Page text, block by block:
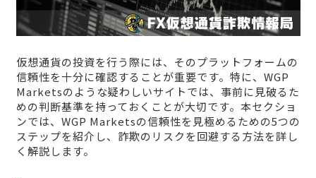
仮想通貨の投資を行う際には、そのプラットフォームの
信頼性を十分に確認することが重要です。特に、WGP
Marketsのような疑わしいサイトでは、事前に見破るた
めの判断基準を持っておくことが大切です。本セクショ
ンでは、WGP Marketsの信頼性を見極めるための5つの
ステップを紹介し、詐欺のリスクを回避する方法を詳し
く解説します。